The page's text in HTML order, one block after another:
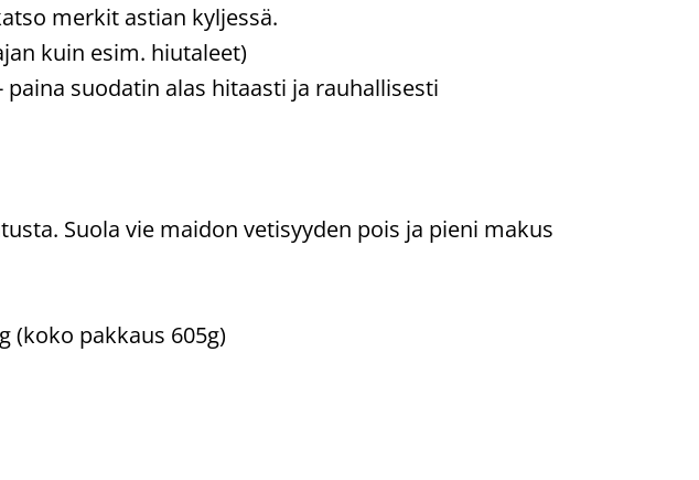
merkit astian kyljessä.
kuin esim. hiutaleet)
suodatin alas hitaasti ja rauhallisesti
Suola vie maidon vetisyyden pois ja pieni makus
(koko pakkaus 605g)